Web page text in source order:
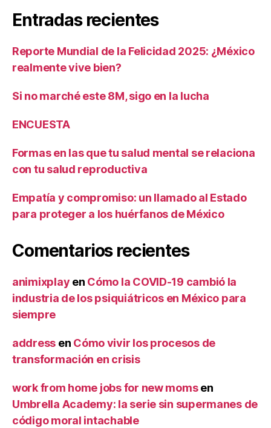
Entradas recientes
Reporte Mundial de la Felicidad 2025: ¿México
realmente vive bien?
Si no marché este 8M, sigo en la lucha
ENCUESTA
Formas en las que tu salud mental se relaciona
con tu salud reproductiva
Empatía y compromiso: un llamado al Estado
para proteger a los huérfanos de México
Comentarios recientes
animixplay en Cómo la COVID-19 cambió la
industria de los psiquiátricos en México para
siempre
address en Cómo vivir los procesos de
transformación en crisis
work from home jobs for new momsen
Umbrella Academy: la serie sin supermanes de
código moral intachable